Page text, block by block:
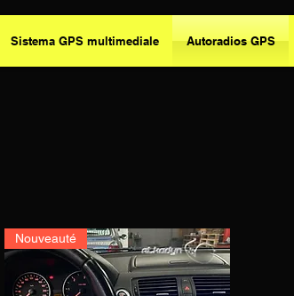
Sistema GPS multimediale Autoradios GPS
Nouveauté